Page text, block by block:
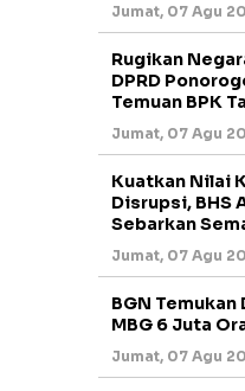
Jumat, 07 Agu
Rugikan
DPRD
Temuan BPK
Jumat, 07 Agu
Kuatkan Nilai
Disrupsi, BHS
Sebarkan
Jumat, 07 Agu
BGN Temukan
MBG 6 Juta
Jumat, 07 Agu